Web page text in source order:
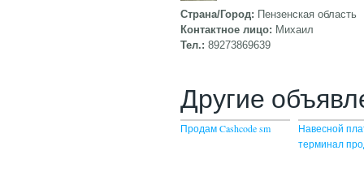
Страна/Город: Пензенская область
Контактное лицо: Михаил
Тел.: 89273869639
Другие
Продам Cashcode sm
Навесной
терминал